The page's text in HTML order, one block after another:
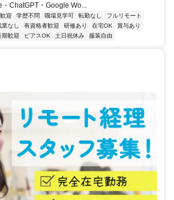
ChatGPT・Google Wo...
迎 学歴不問 職場見学可 転勤なし
フルリモート
業なし 有資格者歓迎 研修あり 在宅OK
賞与あり
期歓迎 ピアスOK 土日祝休み 服装自由